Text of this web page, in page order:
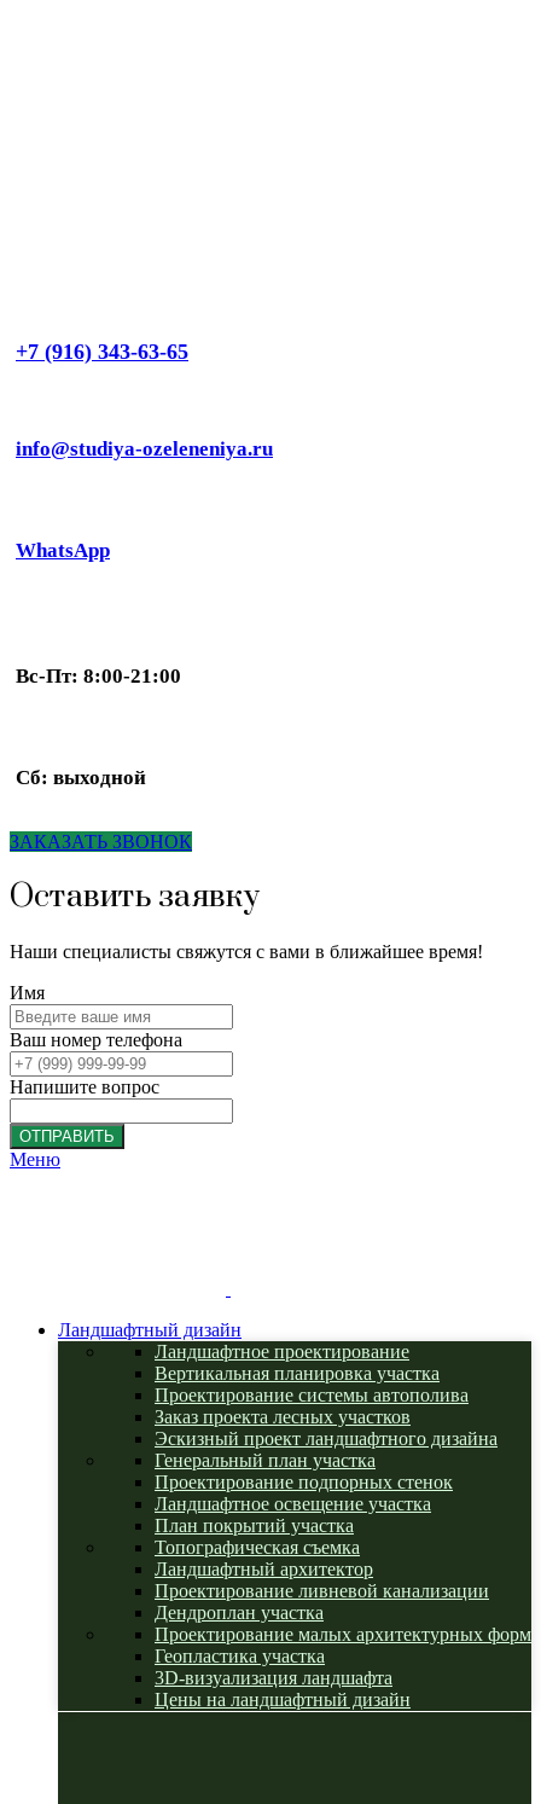
+7 (916) 343-63-65
info@studiya-ozeleneniya.ru
WhatsApp
Вс-Пт: 8:00-21:00
Сб: выходной
ЗАКАЗАТЬ ЗВОНОК
Оставить заявку
Наши специалисты свяжутся с вами в ближайшее время!
Имя
Ваш номер телефона
Напишите вопрос
ОТПРАВИТЬ
Меню
Ландшафтный дизайн
Ландшафтное проектирование
Вертикальная планировка участка
Проектирование системы автополива
Заказ проекта лесных участков
Эскизный проект ландшафтного дизайна
Генеральный план участка
Проектирование подпорных стенок
Ландшафтное освещение участка
План покрытий участка
Топографическая съемка
Ландшафтный архитектор
Проектирование ливневой канализации
Дендроплан участка
Проектирование малых архитектурных форм
Геопластика участка
3D-визуализация ландшафта
Цены на ландшафтный дизайн